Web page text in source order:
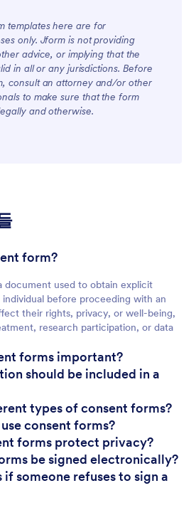
templates here are for
only. Jform is not providing
advice, or implying that the
in all or any jurisdictions. Before
consult an attorney and/or other
to make sure that the form
and otherwise.
form?
document used to obtain explicit
individual before proceeding with an
their rights, privacy, or well-being,
research participation, or data
forms important?
should be included in a
types of consent forms?
consent forms?
forms protect privacy?
be signed electronically?
if someone refuses to sign a